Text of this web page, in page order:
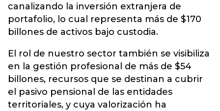
canalizando la inversión extranjera de
portafolio, lo cual representa más de $170
billones de activos bajo custodia.
El rol de nuestro sector también se visibiliza
en la gestión profesional de más de $54
billones, recursos que se destinan a cubrir
el pasivo pensional de las entidades
territoriales, y cuya valorización ha